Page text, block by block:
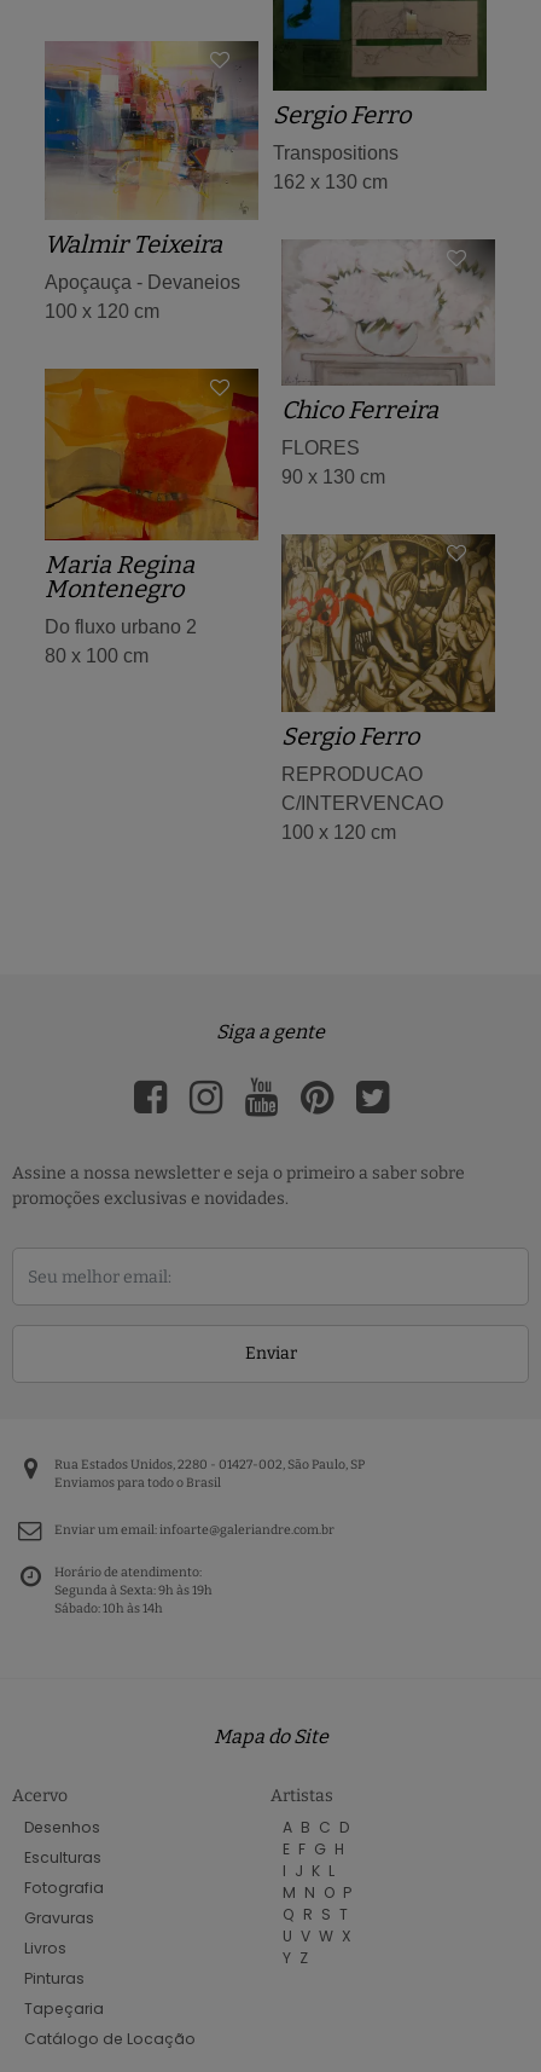
Sergio Ferro
Transpositions
162 x 130 cm
Walmir Teixeira
Apoçauça - Devaneios
100 x 120 cm
Chico Ferreira
FLORES
90 x 130 cm
Maria Regina
Montenegro
Do fluxo urbano 2
80 x 100 cm
Sergio Ferro
REPRODUCAO
C/INTERVENCAO
100 x 120 cm
Siga a gente
Assine a nossa newsletter e seja o primeiro a saber sobre
promoções exclusivas e novidades.
Enviar
Rua Estados Unidos, 2280 - 01427-002, São Paulo, SP
Enviamos para todo o Brasil
Enviar um email:infoarte@galeriandre.com.br
Horário de atendimento:
Segunda à Sexta: 9h às 19h
Sábado: 10h às 14h
Mapa do Site
Acervo
Desenhos
Esculturas
Fotografia
Gravuras
Livros
Pinturas
Tapeçaria
Catálogo de Locação
Artistas
A B C D
E F G H
I J K L
M N O P
Q R S T
U V W X
Y Z